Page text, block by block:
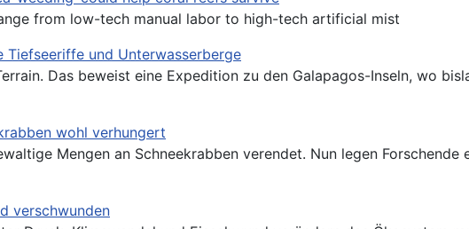
from low-tech manual labor to high-tech artificial mist
und Unterwasserberge
Das beweist eine Expedition zu den Galapagos-Inseln, wo
wohl verhungert
Mengen an Schneekrabben verendet. Nun legen
verschwunden